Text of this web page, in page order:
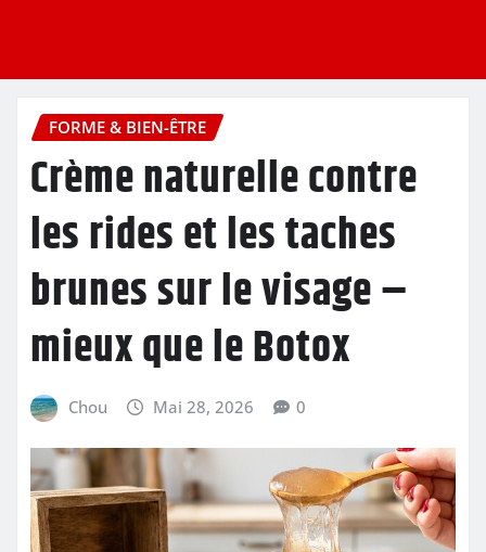
FORME & BIEN-ÊTRE
Crème naturelle contre
les rides et les taches
brunes sur le visage –
mieux que le Botox
Chou Mai 28, 2026 0